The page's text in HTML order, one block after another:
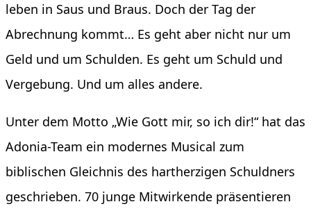
leben in Saus und Braus. Doch der Tag der
Abrechnung kommt… Es geht aber nicht nur um
Geld und um Schulden. Es geht um Schuld und
Vergebung. Und um alles andere.
Unter dem Motto „Wie Gott mir, so ich dir!“ hat das
Adonia-Team ein modernes Musical zum
biblischen Gleichnis des hartherzigen Schuldners
geschrieben. 70 junge Mitwirkende präsentieren